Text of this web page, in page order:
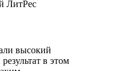
ЛитРес
высокий
в этом